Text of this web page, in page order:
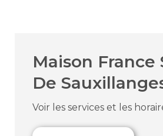
Maison France
De
Voir les services et les